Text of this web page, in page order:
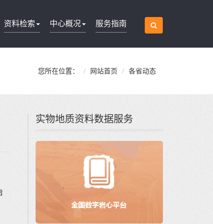
资料检索 中心概况 服务指南
您所在位置： 网站首页 各省动态
实物地质资料数据服务